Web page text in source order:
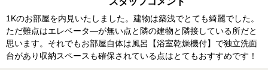
1Kのお部屋を内見いたしました。建物は築浅でとても綺麗でした。
ただ難点はエレベータ―が無い点と隣の建物と隣接している所だと
思います。それでもお部屋自体は風呂【浴室乾燥機付】で独立洗面
台があり収納スペースも確保されている点はとてもおすすめです！